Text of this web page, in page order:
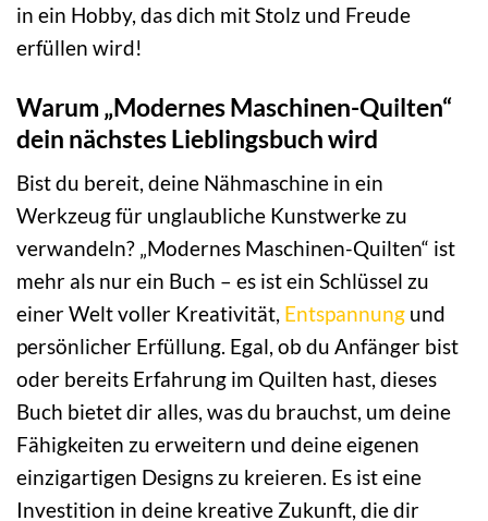
in ein Hobby, das dich mit Stolz und Freude
erfüllen wird!
Warum „Modernes Maschinen-Quilten“
dein nächstes Lieblingsbuch wird
Bist du bereit, deine Nähmaschine in ein
Werkzeug für unglaubliche Kunstwerke zu
verwandeln? „Modernes Maschinen-Quilten“ ist
mehr als nur ein Buch – es ist ein Schlüssel zu
einer Welt voller Kreativität, Entspannung und
persönlicher Erfüllung. Egal, ob du Anfänger bist
oder bereits Erfahrung im Quilten hast, dieses
Buch bietet dir alles, was du brauchst, um deine
Fähigkeiten zu erweitern und deine eigenen
einzigartigen Designs zu kreieren. Es ist eine
Investition in deine kreative Zukunft, die dir